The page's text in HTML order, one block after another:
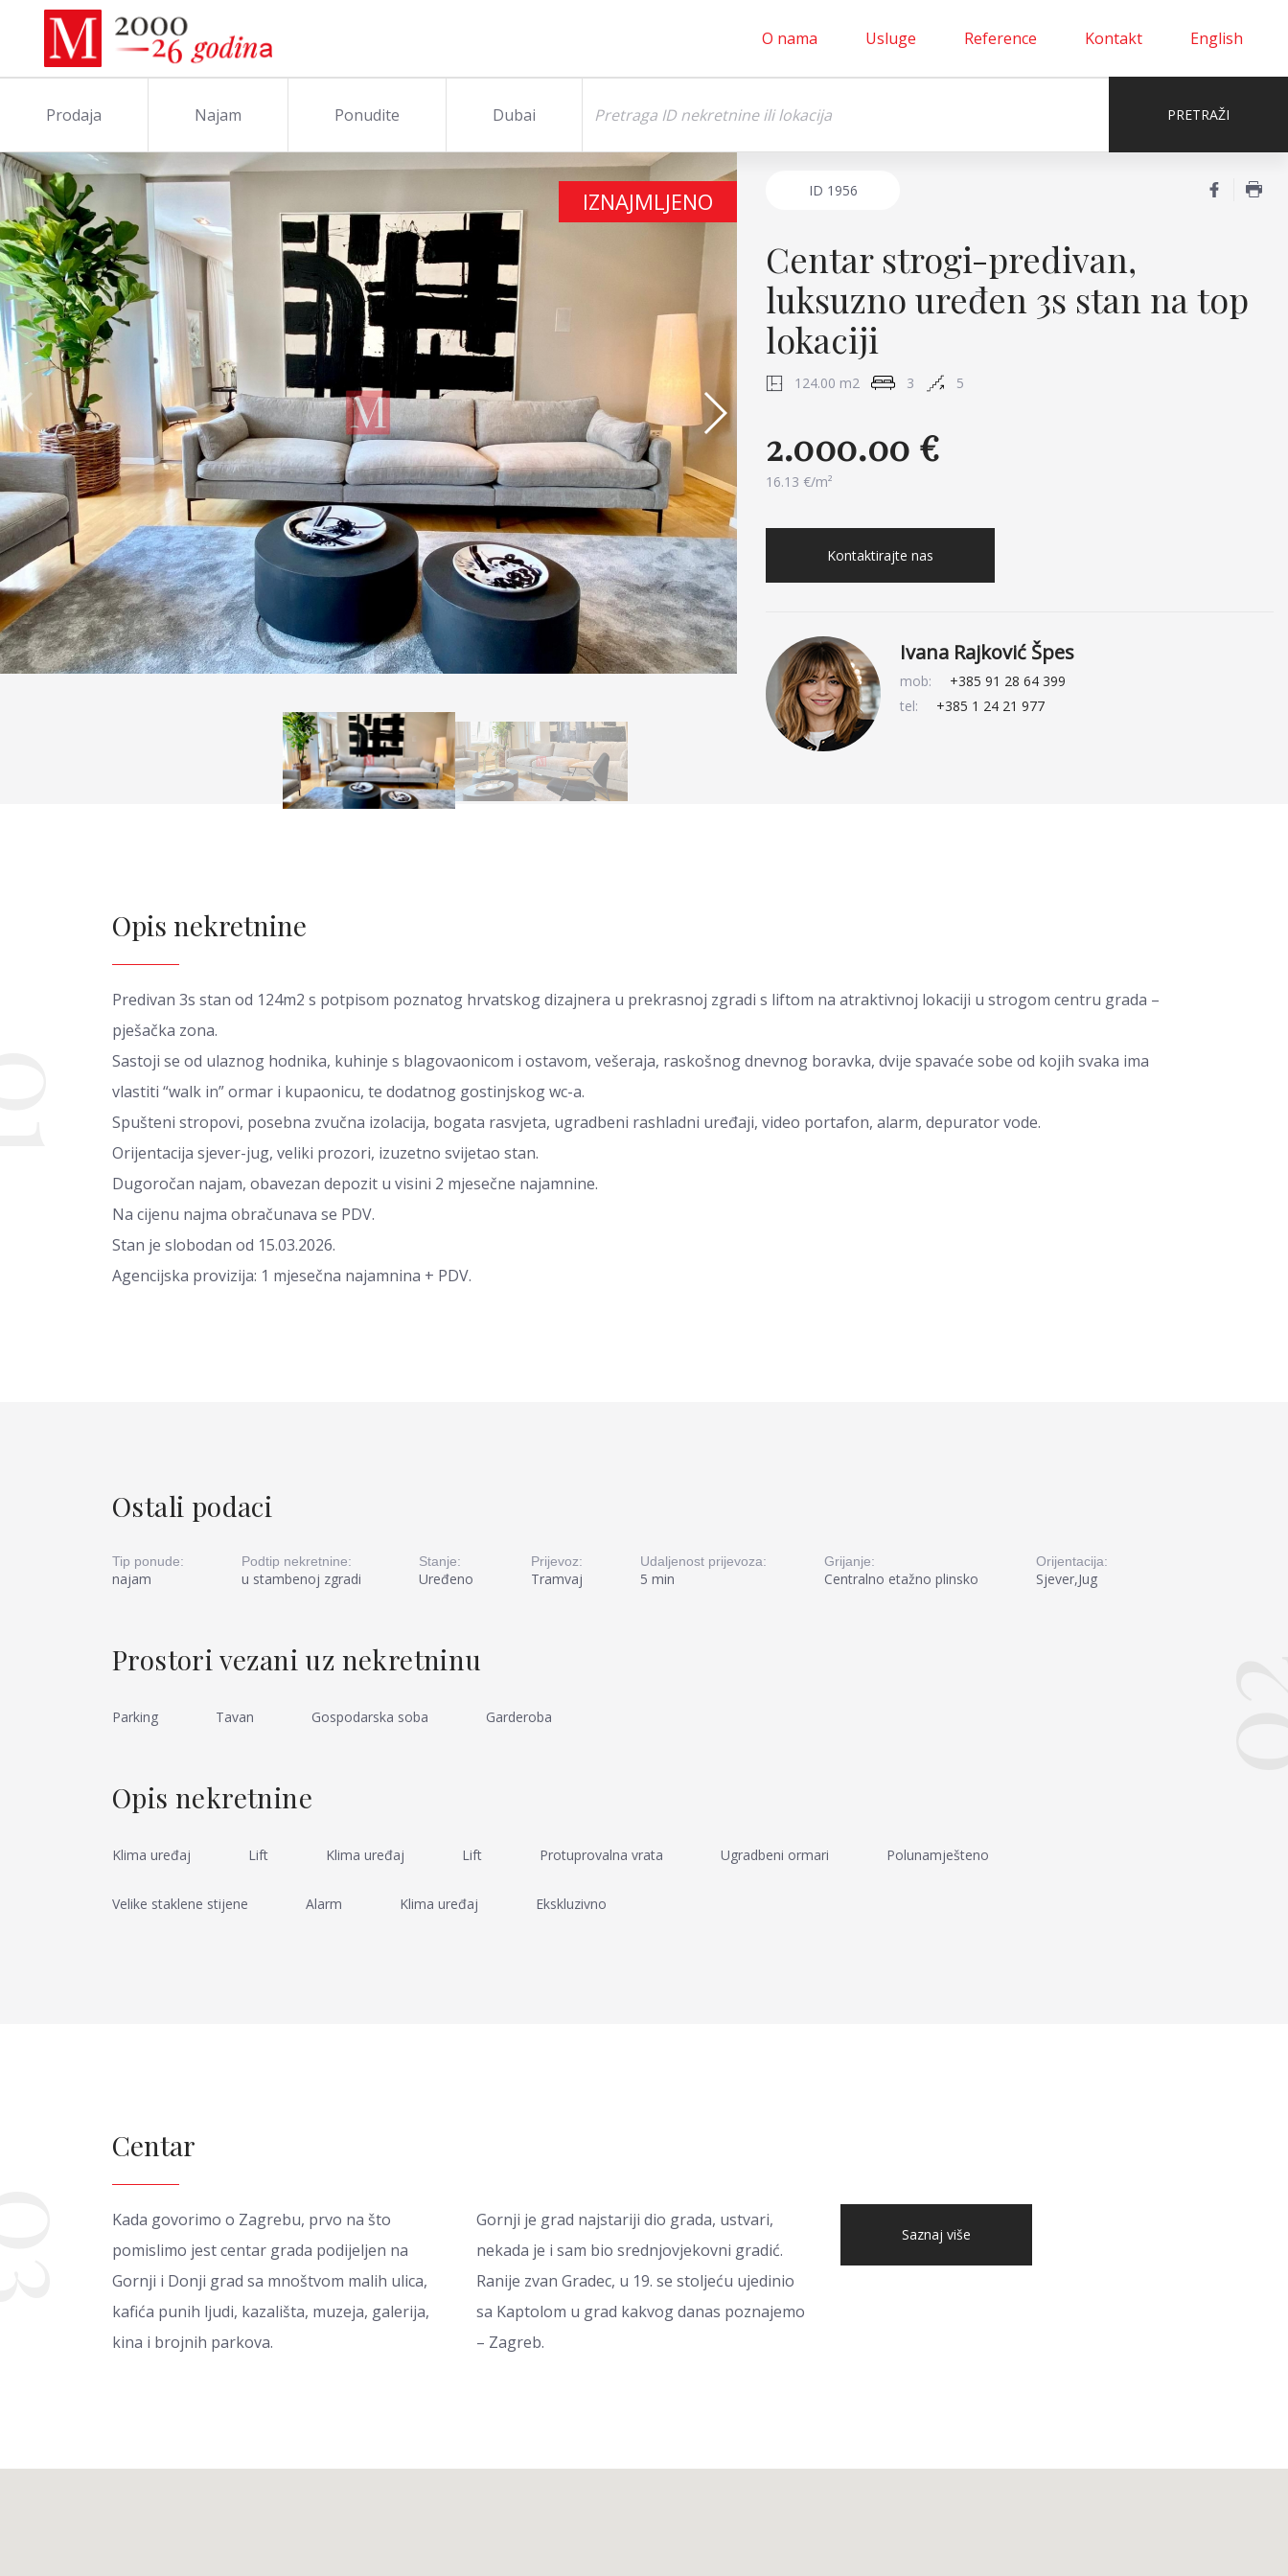
O nama Usluge Reference Kontakt English
Prodaja Najam Ponudite Dubai
IZNAJMLJENO ID 1956
Centar strogi-predivan,
luksuzno uređen 3s stan na top
lokaciji
124.00 m2 3 5
2.000.00 €
16.13 €/m²
Kontaktirajte nas
Ivana Rajković Špes
mob:
+385 91 28 64 399
tel:
+385 1 24 21 977
Opis nekretnine
Predivan 3s stan od 124m2 s potpisom poznatog hrvatskog dizajnera u prekrasnoj zgradi s liftom na atraktivnoj lokaciji u strogom centru grada –
pješačka zona.
Sastoji se od ulaznog hodnika, kuhinje s blagovaonicom i ostavom, vešeraja, raskošnog dnevnog boravka, dvije spavaće sobe od kojih svaka ima
vlastiti “walk in” ormar i kupaonicu, te dodatnog gostinjskog wc-a.
Spušteni stropovi, posebna zvučna izolacija, bogata rasvjeta, ugradbeni rashladni uređaji, video portafon, alarm, depurator vode.
Orijentacija sjever-jug, veliki prozori, izuzetno svijetao stan.
Dugoročan najam, obavezan depozit u visini 2 mjesečne najamnine.
Na cijenu najma obračunava se PDV.
Stan je slobodan od 15.03.2026.
Agencijska provizija: 1 mjesečna najamnina + PDV.
Ostali podaci
Tip ponude:
najam
Podtip nekretnine:
u stambenoj zgradi
Stanje:
Uređeno
Prijevoz:
Tramvaj
Udaljenost prijevoza:
5 min
Grijanje:
Centralno etažno plinsko
Orijentacija:
Sjever,Jug
Prostori vezani uz nekretninu
Parking Tavan Gospodarska soba Garderoba
Opis nekretnine
Klima uređaj Lift Klima uređaj Lift Protuprovalna vrata Ugradbeni ormari Polunamješteno
Velike staklene stijene Alarm Klima uređaj Ekskluzivno
Centar
Kada govorimo o Zagrebu, prvo na što
pomislimo jest centar grada podijeljen na
Gornji i Donji grad sa mnoštvom malih ulica,
kafića punih ljudi, kazališta, muzeja, galerija,
kina i brojnih parkova.
Gornji je grad najstariji dio grada, ustvari,
nekada je i sam bio srednjovjekovni gradić.
Ranije zvan Gradec, u 19. se stoljeću ujedinio
sa Kaptolom u grad kakvog danas poznajemo
– Zagreb.
Saznaj više